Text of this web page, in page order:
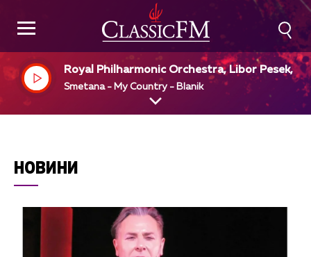
Royal Philharmonic Orchestra, Libor Pesek, dir
Smetana - My Country - Blanik
НОВИНИ